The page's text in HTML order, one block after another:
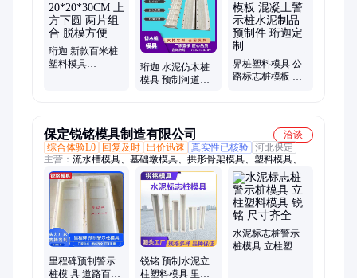
坡模具、电缆槽模具、流水槽模具
珩迦 新款百米桩
塑料模具
珩迦 水泥仿木桩
模具 预制河道园
界桩塑料模具 公
路标志桩模板 混
保定锐铭模具制造有限公司
洽谈
综合体验L0
回复及时 出价迅速 真实性已核验 河北保定
主营： 流水槽模具、基础墩模具、拱形骨架模具、塑料模具、检
查井模具、光伏墩模具、门楼模具、遮板模具、高铁系列模板、
排水沟模板、地基模板
里程碑预制警示
桩模 具 道路百米
锐铭 预制水泥立
柱塑料模具 里程
水泥标志桩警示
桩模具 立柱塑料